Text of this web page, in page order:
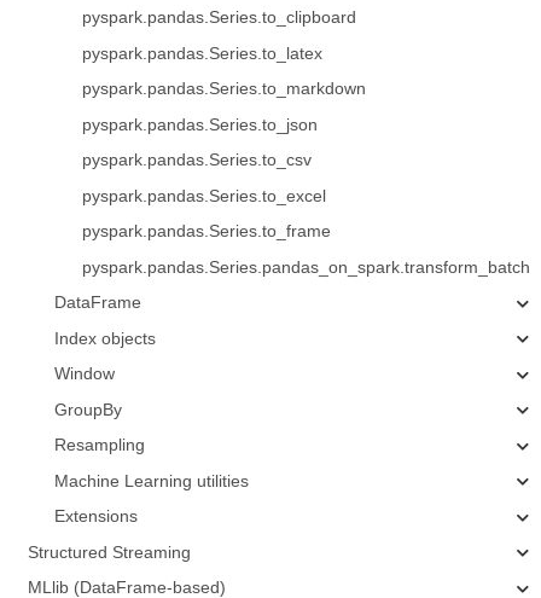
pyspark.pandas.Series.to_clipboard
pyspark.pandas.Series.to_latex
pyspark.pandas.Series.to_markdown
pyspark.pandas.Series.to_json
pyspark.pandas.Series.to_csv
pyspark.pandas.Series.to_excel
pyspark.pandas.Series.to_frame
pyspark.pandas.Series.pandas_on_spark.transform_batch
DataFrame
Index objects
Window
GroupBy
Resampling
Machine Learning utilities
Extensions
Structured Streaming
MLlib (DataFrame-based)